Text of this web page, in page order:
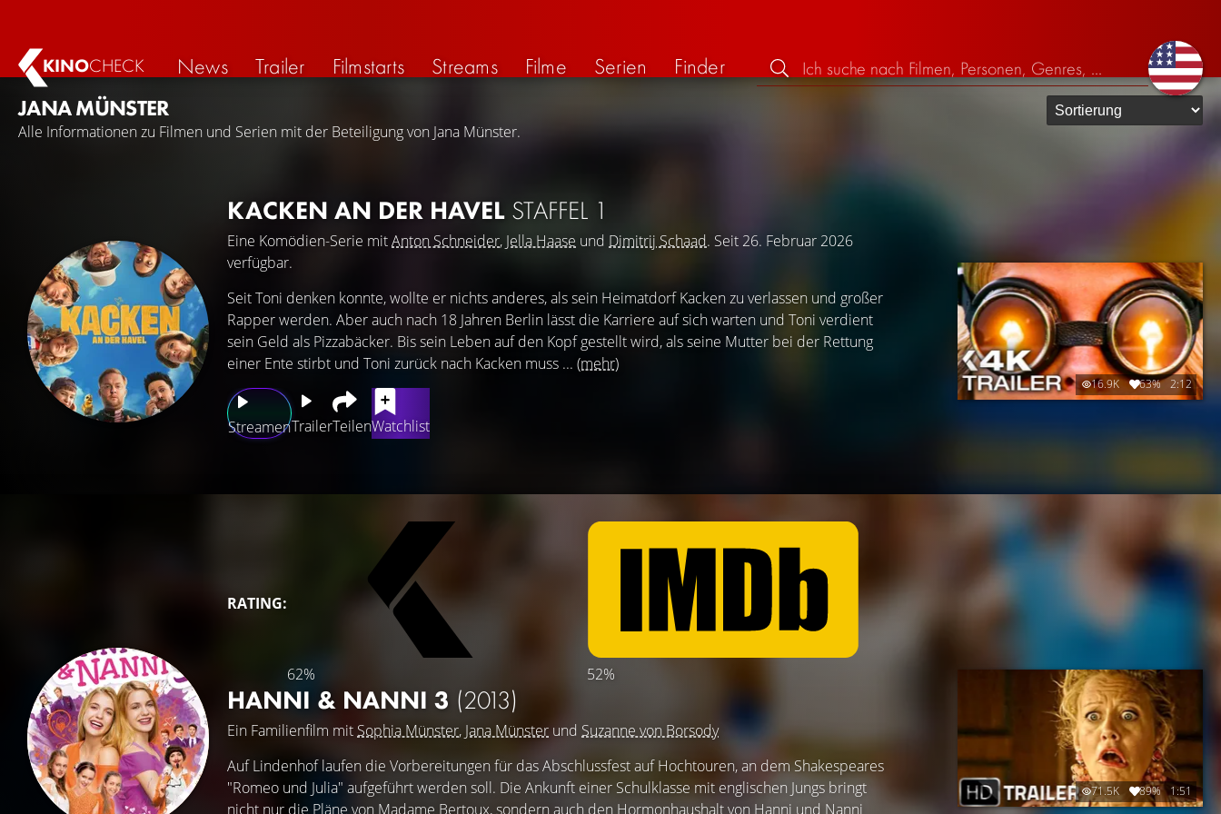
KINOCHECK News Trailer Filmstarts Streams Filme Serien
Finder
JANA MÜNSTER
Alle Informationen zu Filmen und Serien mit der Beteiligung von Jana Münster.
KACKEN AN DER HAVEL STAFFEL 1
Eine Komödien-Serie mitAnton Schneider, Jella Haase und Dimitrij Schaad. Seit 26. Februar 2026
verfügbar.
StreamenTrailerTeilenWatchlist
Seit Toni denken konnte, wollte er nichts anderes, als sein Heimatdorf Kacken zu verlassen und großer
Rapper werden. Aber auch nach 18 Jahren Berlin lässt die Karriere auf sich warten und Toni verdient
sein Geld als Pizzabäcker. Bis sein Leben auf den Kopf gestellt wird, als seine Mutter bei der Rettung
einer Ente stirbt und Toni zurück nach Kacken muss ... (mehr)
16.9K 63% 2:12
RATING:
62% 52%
HANNI & NANNI 3 (2013)
Ein Familienfilm mit Sophia Münster, Jana Münster und Suzanne von Borsody
Auf Lindenhof laufen die Vorbereitungen für das Abschlussfest auf Hochtouren, an dem Shakespeares
"Romeo und Julia" aufgeführt werden soll. Die Ankunft einer Schulklasse mit englischen Jungs bringt
nicht nur die Pläne von Madame Bertoux, sondern auch den Hormonhaushalt von Hanni und Nanni
71.5K 89% 1:51